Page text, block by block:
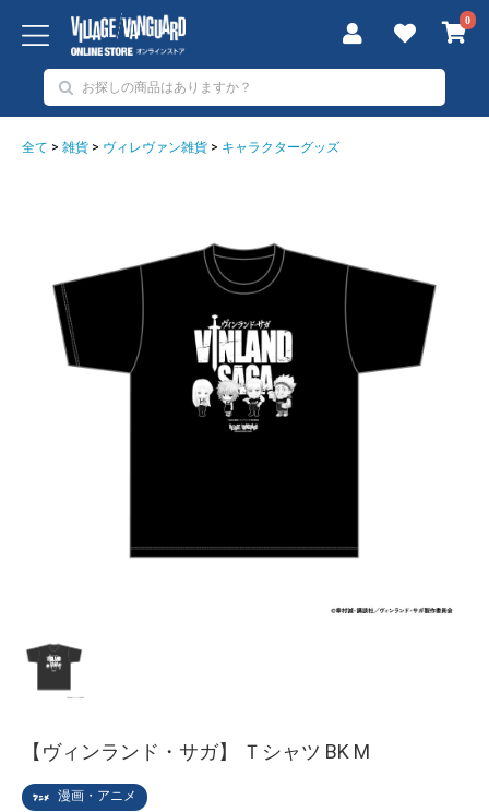
0
全て > 雑貨 > ヴィレヴァン雑貨 > キャラクターグッズ
漫画・アニメ
【ヴィンランド・サガ】 Ｔシャツ BK M